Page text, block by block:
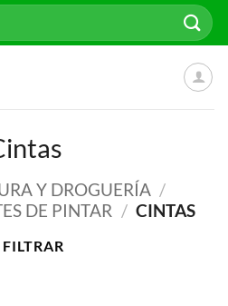
Y DROGUERÍA /
DE PINTAR / CINTAS
FILTRAR